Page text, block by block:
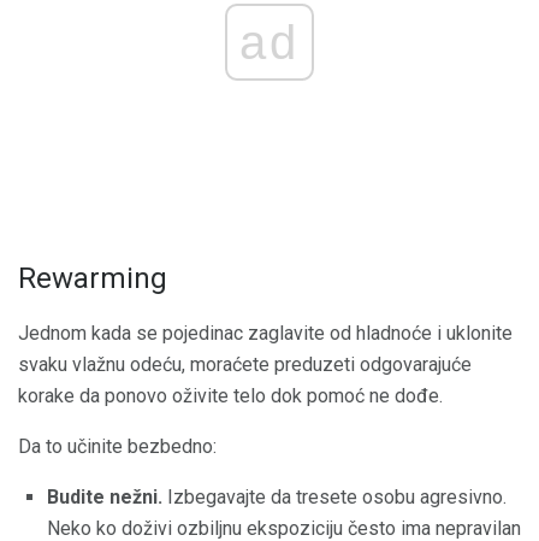
ad
Rewarming
Jednom kada se pojedinac zaglavite od hladnoće i uklonite
svaku vlažnu odeću, moraćete preduzeti odgovarajuće
korake da ponovo oživite telo dok pomoć ne dođe.
Da to učinite bezbedno:
Budite nežni. Izbegavajte da tresete osobu agresivno.
Neko ko doživi ozbiljnu ekspoziciju često ima nepravilan